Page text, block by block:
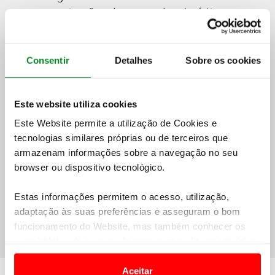
Consentir Detalhes Sobre os cookies
Este website utiliza cookies
Este Website permite a utilização de Cookies e
tecnologias similares próprias ou de terceiros que
armazenam informações sobre a navegação no seu
browser ou dispositivo tecnológico.
Estas informações permitem o acesso, utilização,
adaptação às suas preferências e asseguram o bom
funcionamento do Website, mas também conhecer os
e anúncios de modo a promover produtos e/ou serviços.
Aceitar
organização do operador turístico com o
Imagens meramente ilustrativas dos países,
hotéis, navios ou locais a visitar e não
vinculativas ao programa de viagem
baixas, disponíveis à data da elaboração do
programa para o período indicado, as quais
podem variar consoante os níveis de
ocupação. Caso não exista disponibilidade nas
tarifas inicialmente contratadas com os
navios, etc.), será apresentado o melhor preço
disponível no momento da consulta e/ou
reserva